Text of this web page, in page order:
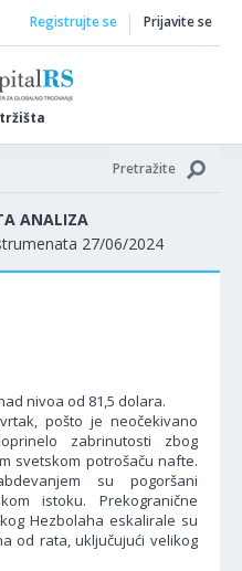
Registrujte se Prijavite se
Pretražite
ANALIZA
27/06/2024
nivoa od 81,5 dolara.
pošto je neočekivano
zabrinutosti zbog
svetskom potrošaču nafte.
su pogoršani
istoku. Prekogranične
Hezbolaha eskalirale su
od rata, uključujući velikog